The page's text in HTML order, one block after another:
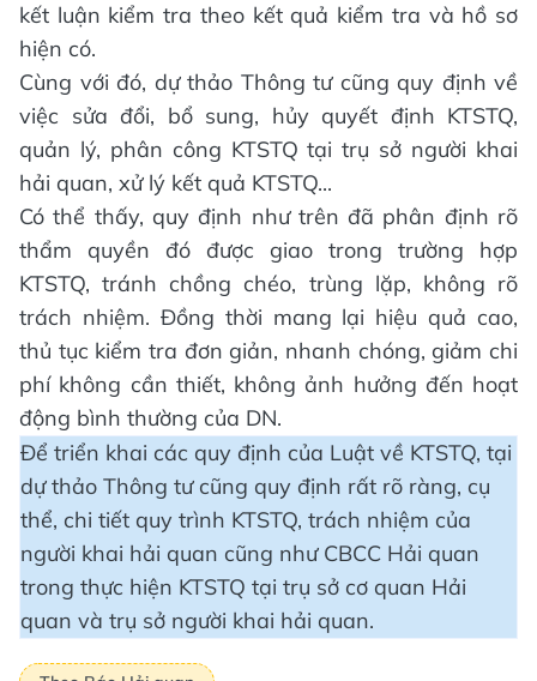
kết luận kiểm tra theo kết quả kiểm tra và hồ sơ
hiện có.
Cùng với đó, dự thảo Thông tư cũng quy định về
việc sửa đổi, bổ sung, hủy quyết định KTSTQ,
quản lý, phân công KTSTQ tại trụ sở người khai
hải quan, xử lý kết quả KTSTQ...
Có thể thấy, quy định như trên đã phân định rõ
thẩm quyền đó được giao trong trường hợp
KTSTQ, tránh chồng chéo, trùng lặp, không rõ
trách nhiệm. Đồng thời mang lại hiệu quả cao,
thủ tục kiểm tra đơn giản, nhanh chóng, giảm chi
phí không cần thiết, không ảnh hưởng đến hoạt
động bình thường của DN.
Để triển khai các quy định của Luật về KTSTQ, tại
dự thảo Thông tư cũng quy định rất rõ ràng, cụ
thể, chi tiết quy trình KTSTQ, trách nhiệm của
người khai hải quan cũng như CBCC Hải quan
trong thực hiện KTSTQ tại trụ sở cơ quan Hải
quan và trụ sở người khai hải quan.